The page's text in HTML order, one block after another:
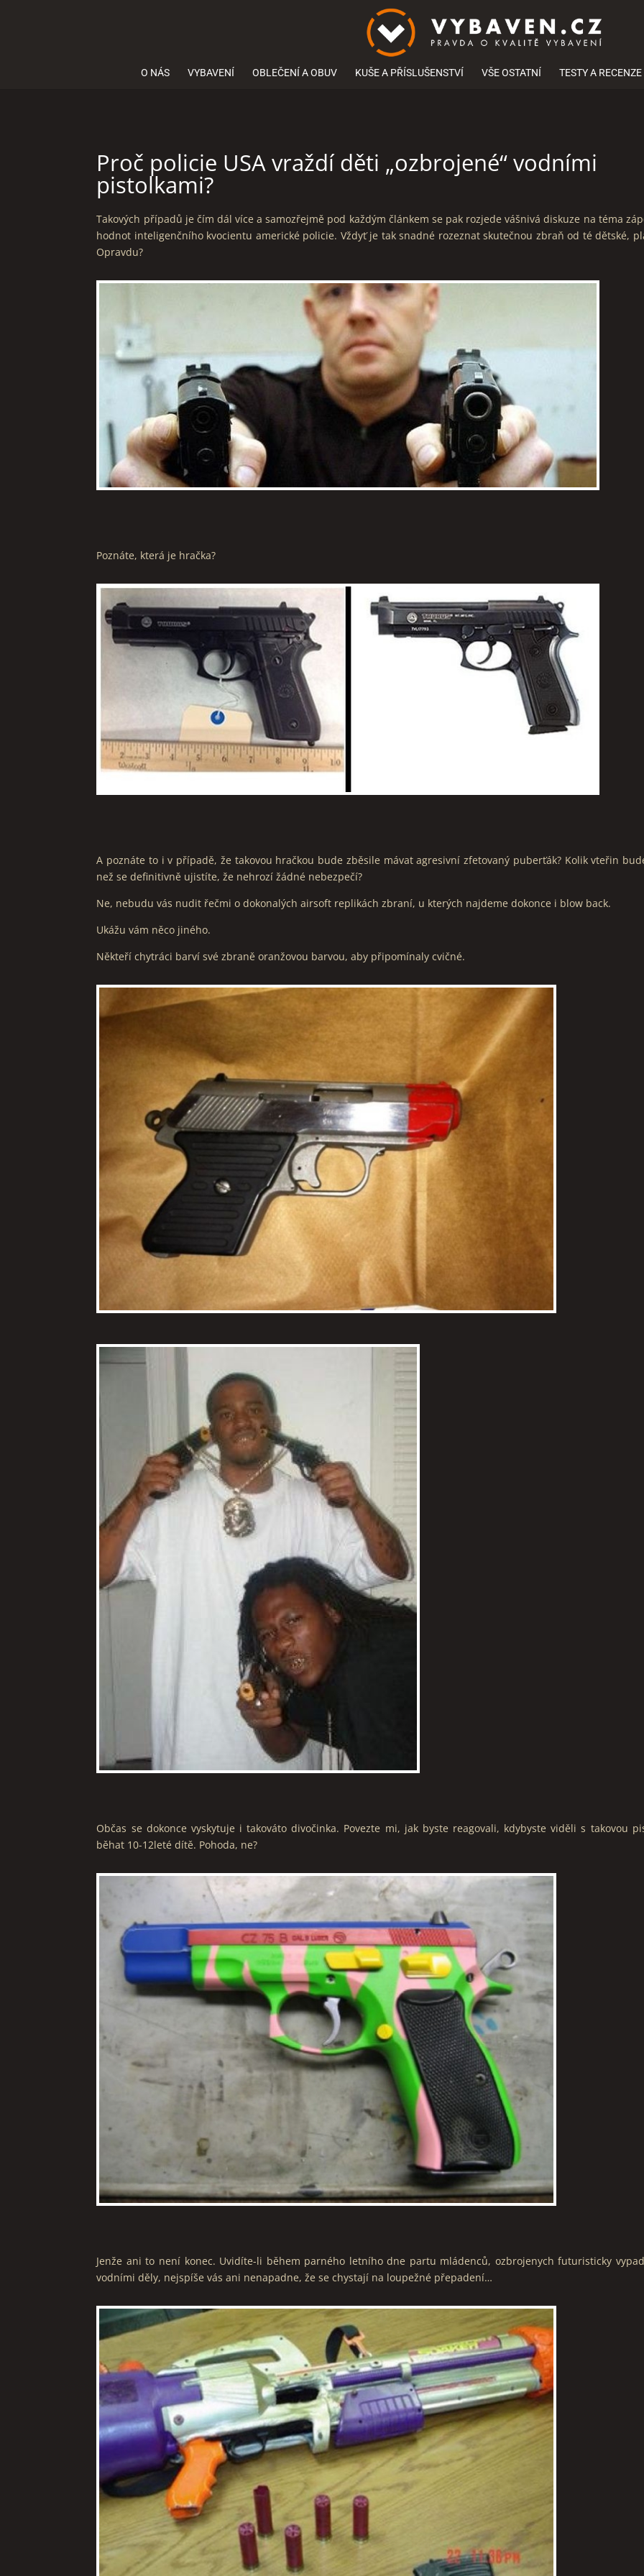
O NÁS VYBAVENÍ OBLEČENÍ A OBUV KUŠE A PŘÍSLUŠENSTVÍ VŠE OSTATNÍ TESTY A RECENZE
Proč policie USA vraždí děti „ozbrojené“ vodními
pistolkami?
Takových případů je čím dál více a samozřejmě pod každým článkem se pak rozjede vášnivá diskuze na téma
hodnot inteligenčního kvocientu americké policie. Vždyť je tak snadné rozeznat skutečnou zbraň od té dětské,
Opravdu?
Poznáte, která je hračka?
A poznáte to i v případě, že takovou hračkou bude zběsile mávat agresivní zfetovaný puberťák? Kolik vteřin
než se definitivně ujistíte, že nehrozí žádné nebezpečí?
Ne, nebudu vás nudit řečmi o dokonalých airsoft replikách zbraní, u kterých najdeme dokonce i blow back.
Ukážu vám něco jiného.
Někteří chytráci barví své zbraně oranžovou barvou, aby připomínaly cvičné.
Občas se dokonce vyskytuje i takováto divočinka. Povezte mi, jak byste reagovali, kdybyste viděli s takovou
běhat 10-12leté dítě. Pohoda, ne?
Jenže ani to není konec. Uvidíte-li během parného letního dne partu mládenců, ozbrojenych futuristicky
vodními děly, nejspíše vás ani nenapadne, že se chystají na loupežné přepadení…